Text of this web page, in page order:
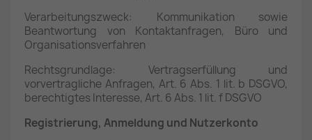
Verarbeitungszweck: Kommunikation sowie
Beantwortung von Kontaktanfragen, Büro und
Organisationsverfahren
Rechtsgrundlage: Vertragserfüllung und
vorvertragliche Anfragen, Art. 6 Abs. 1 lit. b DSGVO,
berechtigtes Interesse, Art. 6 Abs. 1 lit. f DSGVO
Registrierung, Anmeldung und Nutzerkonto